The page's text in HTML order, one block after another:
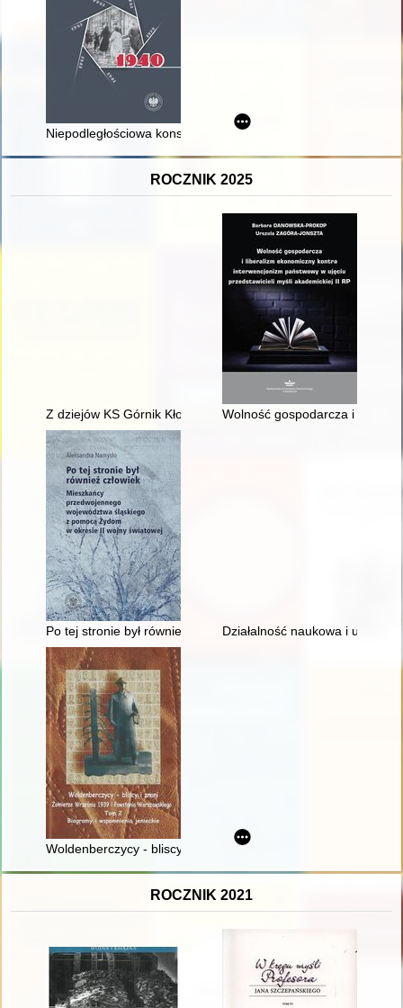
Niepodległościowa konspiracja młodzieżowa w Warszawie
ROCZNIK 2025
Z dziejów KS Górnik Kłodawa Wolność gospodarcza i
Po tej stronie był również człowiek : mieszkańcy
Działalność naukowa i
Woldenberczycy - bliscy i znani : żołnierze Września 1939 i
ROCZNIK 2021